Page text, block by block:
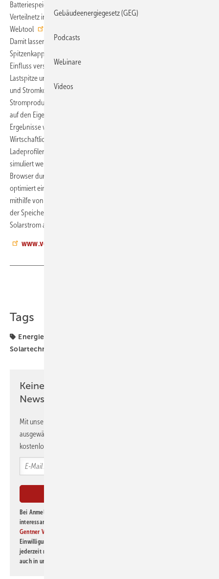
Batteriespeicher in Gebäuden mit Anschluss an das öffentliche
Verteilnetz integrieren wollen. Nun hat der VDI das kostenfreie
Webtool
Damit lassen sich beispielweise eigene Lastprofile für die
Spitzenkappung hochladen. Anschließend analysiert das Tool den
Einfluss verschiedener Stromspeichergrößen auf die maximale
Lastspitze und führt eine wirtschaftliche Auswertung der Investitions-
und Stromkosten durch. Für Gebäudeenergiesysteme mit eigener
Stromproduktion lassen sich die Auswirkungen von Stromspeichern
auf den Eigenversorgungsanteil ermitteln. Die energetischen
Ergebnisse werden übersichtlich dargestellt und können mit einer
Wirtschaftlichkeitsanalyse verknüpft werden. Neben voreingestellten
Ladeprofilen können außerdem eigene Profile hochgeladen und
simuliert werden. So lassen sich unterschiedliche Szenarien direkt im
Browser durchspielen. Für Anlagen mit Einspeisebegrenzung
optimiert ein intelligentes Energiemanagement die Batterieladung
mithilfe von Solarstromprognosen. Dadurch wird vermieden, dass
der Speicher bereits morgens vollgeladen wird und mittags
Solarstrom abgeregelt werden muss.
www.vdi.de
Tags
Energiemanagement
Solartechnik
Keine Zeit? Kein Problem mit dem GEB
Newsletter!
Mit unserem Newsletter erhalten Sie regelmäßig von uns
ausgewählte Informationen und Neuigkeiten, gebündelt und
kostenlos direkt ins Postfach.
Bei Anmeldung zu diesem Newsletter bin ich damit einverstanden, über
interessante Verlags- und Online-Angebote
Gentner Verlag GmbH & Co. KG
Einwilligung kann ich jederzeit widerrufen und eine Abmeldung ist
jederzeit möglich. Informationen zum Umgang mit Daten finden Sie
auch in unserer
Gebäudeenergiegesetz (GEG)
Podcasts
Webinare
Videos